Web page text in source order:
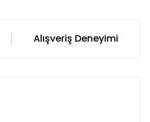
Alışveriş Deneyimi